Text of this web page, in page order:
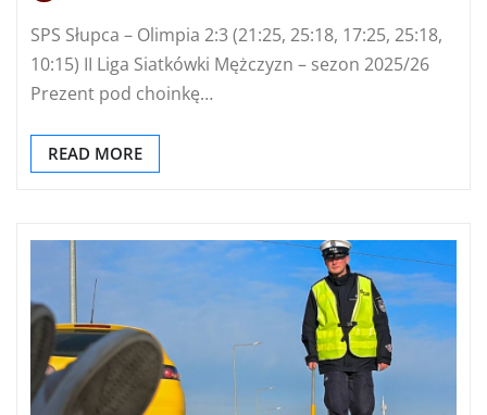
SPS Słupca – Olimpia 2:3 (21:25, 25:18, 17:25, 25:18,
10:15) II Liga Siatkówki Mężczyzn – sezon 2025/26
Prezent pod choinkę…
READ MORE